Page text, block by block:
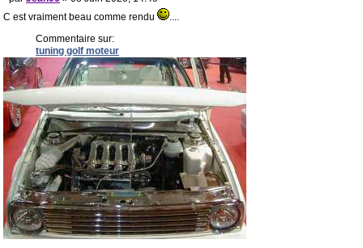
C est vraiment beau comme rendu
....
Commentaire sur:
tuning golf moteur